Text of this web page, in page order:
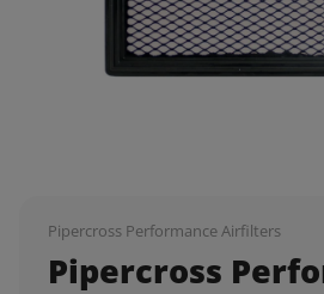
Pipercross Performance Airfilters
Pipercross